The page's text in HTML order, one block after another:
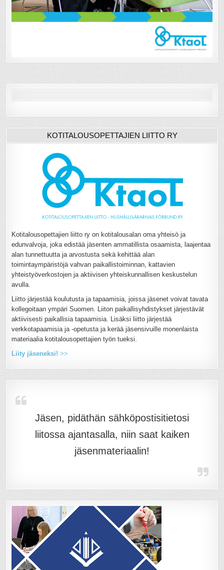
KOTITALOUSOPETTAJIEN LIITTO RY
Kotitalousopettajien liitto ry on kotitalousalan oma yhteisö ja
edunvalvoja, joka edistää jäsenten ammatillista osaamista, laajentaa
alan tunnettuutta ja arvostusta sekä kehittää alan
toimintaympäristöjä vahvan paikallistoiminnan, kattavien
yhteistyöverkostojen ja aktiivisen yhteiskunnallisen keskustelun
avulla.
Liitto järjestää koulutusta ja tapaamisia, joissa jäsenet voivat tavata
kollegoitaan ympäri Suomen. Liiton paikallisyhdistykset järjestävät
aktiivisesti paikallisia tapaamisia. Lisäksi liitto järjestää
verkkotapaamisia ja -opetusta ja kerää jäsensivuille monenlaista
materiaalia kotitalousopettajien työn tueksi.
Liity jäseneksi! >>
Jäsen, pidäthän sähköpostisitietosi
liitossa ajantasalla, niin saat kaiken
jäsenmateriaalin!